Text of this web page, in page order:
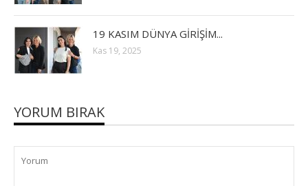
19 KASIM DÜNYA GİRİŞİM...
Kas 19, 2025
YORUM BIRAK